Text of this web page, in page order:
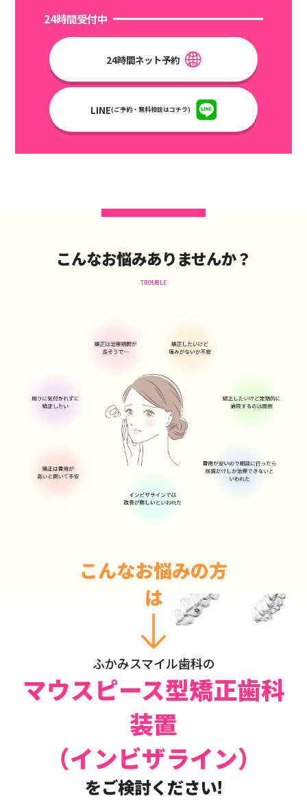
24時間受付中
24時間ネット予約
LINE(ご予約・無料相談はコチラ)
こんなお悩みありませんか？
TROUBLE
こんなお悩みの方
は
ふかみスマイル歯科の
マウスピース型矯正歯科
装置
（インビザライン）
をご検討ください!